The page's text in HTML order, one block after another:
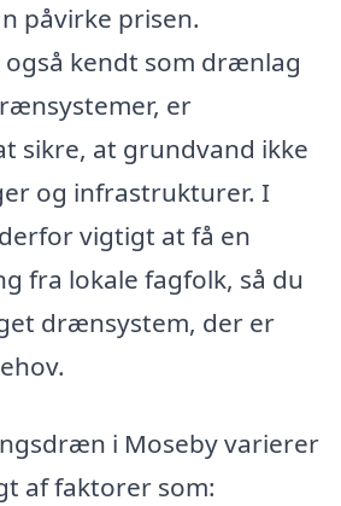
påvirke prisen.
kendt som drænlag
er
sikre, at grundvand ikke
og infrastrukturer. I
vigtigt at få en
fra lokale fagfolk, så du
drænsystem, der er
i Moseby varierer
af faktorer som: